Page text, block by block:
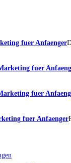
fuer Anfaenger
fuer
fuer
fuer Anfaenger